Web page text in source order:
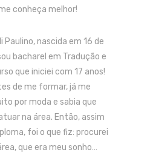
conheça melhor!
Paulino, nascida em 16 de
bacharel em Tradução e
que iniciei com 17 anos!
de me formar, já me
por moda e sabia que
na área. Então, assim
foi o que fiz: procurei
que era meu sonho…